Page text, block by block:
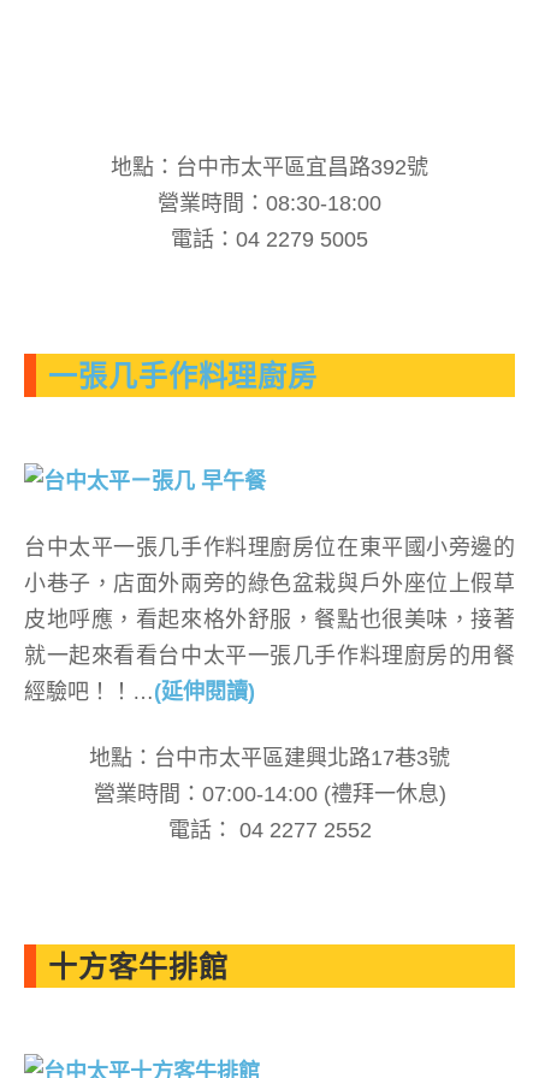
地點：台中市太平區宜昌路392號
營業時間：08:30-18:00
電話：04 2279 5005
一張几手作料理廚房
台中太平一張几手作料理廚房位在東平國小旁邊的
小巷子，店面外兩旁的綠色盆栽與戶外座位上假草
皮地呼應，看起來格外舒服，餐點也很美味，接著
就一起來看看台中太平一張几手作料理廚房的用餐
經驗吧！！…(延伸閱讀)
地點：台中市太平區建興北路17巷3號
營業時間：07:00-14:00 (禮拜一休息)
電話： 04 2277 2552
十方客牛排館